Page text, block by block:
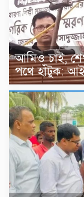
আমিও চাই,
পথে হাঁটুক: